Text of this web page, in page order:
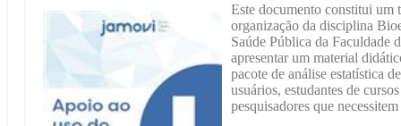
Este documento constitui um
organização da disciplina
Saúde Pública da Faculdade
apresentar um material
pacote de análise estatística
usuários, estudantes de
pesquisadores que